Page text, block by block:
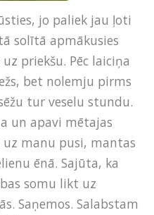
jo paliek jau ļoti
solītā apmākusies
priekšu. Pēc laiciņa
bet nolemju pirms
tur veselu stundu.
un apavi mētajas
uz manu pusi, mantas
ēnā. Sajūta, ka
somu likt uz
Saņemos. Salabstam